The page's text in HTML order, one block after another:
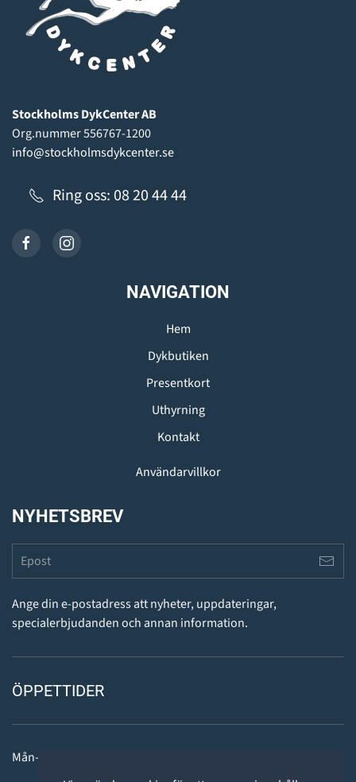
Stockholms DykCenter AB
Org.nummer 556767-1200
info@stockholmsdykcenter.se
Ring oss: 08 20 44 44
NAVIGATION
Hem
Dykbutiken
Presentkort
Uthyrning
Kontakt
Användarvillkor
NYHETSBREV
Ange din e-postadress att nyheter, uppdateringar,
specialerbjudanden och annan information.
ÖPPETTIDER
Mån-fre: 11 - 18